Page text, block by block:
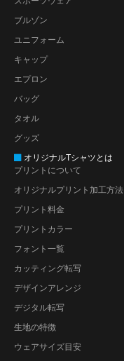
ブルゾン
ユニフォーム
キャップ
エプロン
バッグ
タオル
グッズ
オリジナルTシャツとは
プリントについて
オリジナルプリント加工方法
プリント料金
プリントカラー
フォント一覧
カッティング転写
デザインアレンジ
デジタル転写
生地の特徴
ウェアサイズ目安